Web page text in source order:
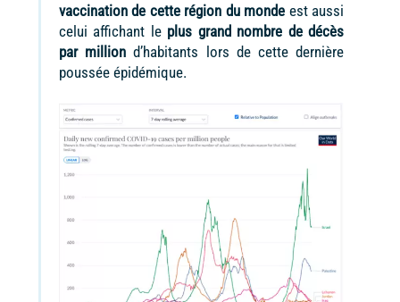
vaccination de cette région du monde est aussi
celui affichant le plus grand nombre de décès
par milliond’habitants lors de cette dernière
poussée épidémique.